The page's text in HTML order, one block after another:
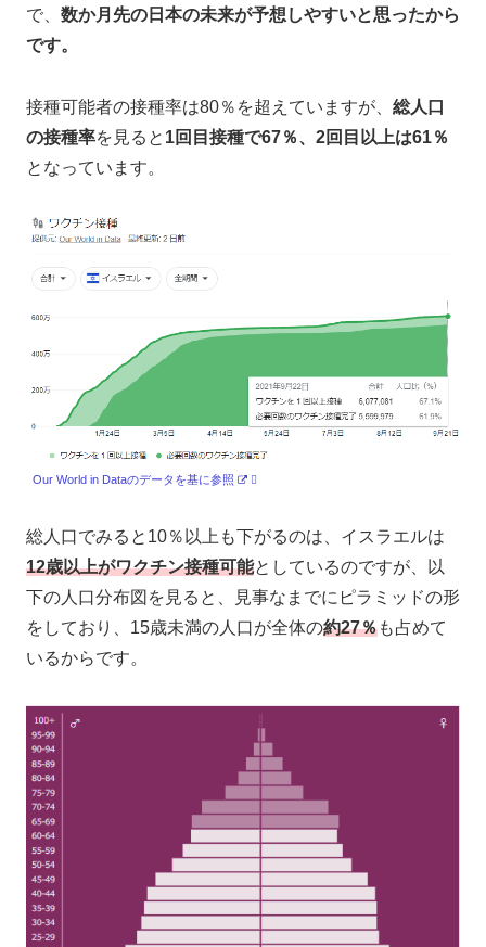
で、 数か月先の日本の未来が予想しやすいと思ったから
です。
接種可能者の接種率は80％を超えていますが、 総人口
の接種率を見ると 1回目接種で67％、2回目以上は61％
となっています。
Our World in Dataのデータを基に参照
総人口でみると10％以上も下がるのは、イスラエルは
12歳以上がワクチン接種可能としているのですが、以
下の人口分布図を見ると、見事なまでにピラミッドの形
をしており、15歳未満の人口が全体の約27％も占めて
いるからです。